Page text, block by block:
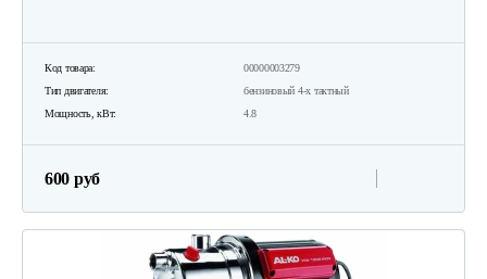
Код товара:
00000003279
Тип двигателя:
бензиновый 4-х тактный
Мощность, кВт:
4.8
600 руб